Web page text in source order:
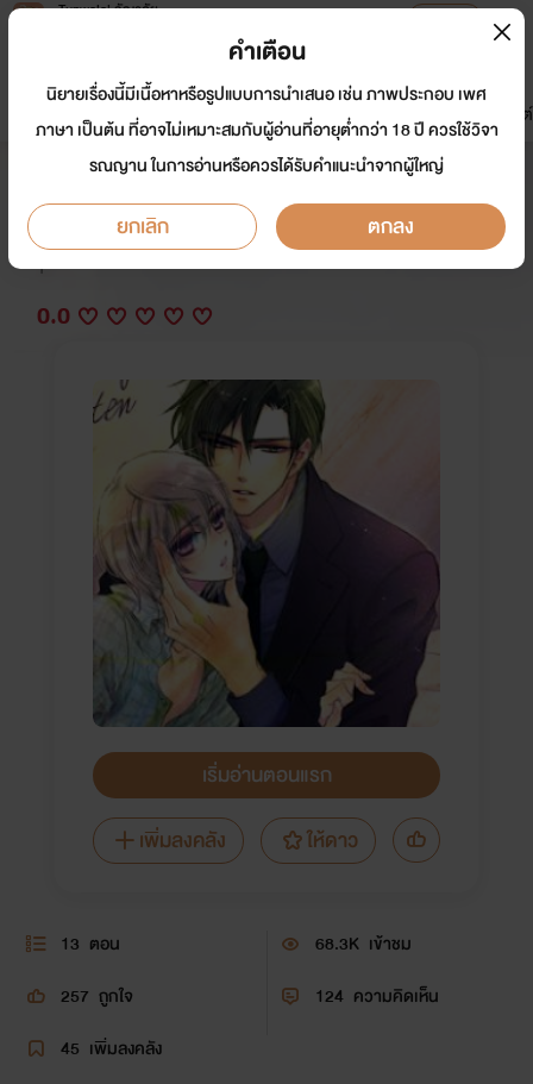
Tunwalai ธัญวลัย
หน้าแรก นิยาย อีบุ๊ก การ์ตูน
มาใหม่
ดรีมแชท ธัญลิสต์
Dolly Love : ตุ๊กตาสื่อรัก (Yaoi)
นักเขียน: Aileen ไอลีน
Y
0.0
เริ่มอ่านตอนแรก
เพิ่มลงคลัง
ให้ดาว
13 ตอน 68.3K เข้าชม
257 ถูกใจ 124 ความคิดเห็น
45 เพิ่มลงคลัง
คำเตือน
นิยายเรื่องนี้มีเนื้อหาหรือรูปแบบการนำเสนอ เช่น ภาพประกอบ เพศ
ภาษา เป็นต้น ที่อาจไม่เหมาะสมกับผู้อ่านที่อายุต่ำกว่า 18 ปี ควรใช้วิจา
รณญาน ในการอ่านหรือควรได้รับคำแนะนำจากผู้ใหญ่
ยกเลิก ตกลง